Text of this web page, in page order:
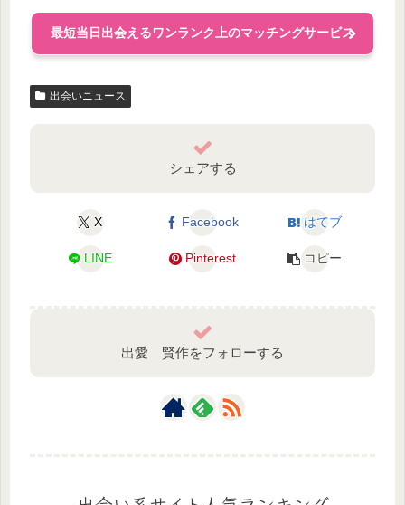
最短当日出会えるワンランク上のマッチングサービス
出会いニュース
シェアする
X Facebook はてブ
LINE Pinterest コピー
出愛 賢作をフォローする